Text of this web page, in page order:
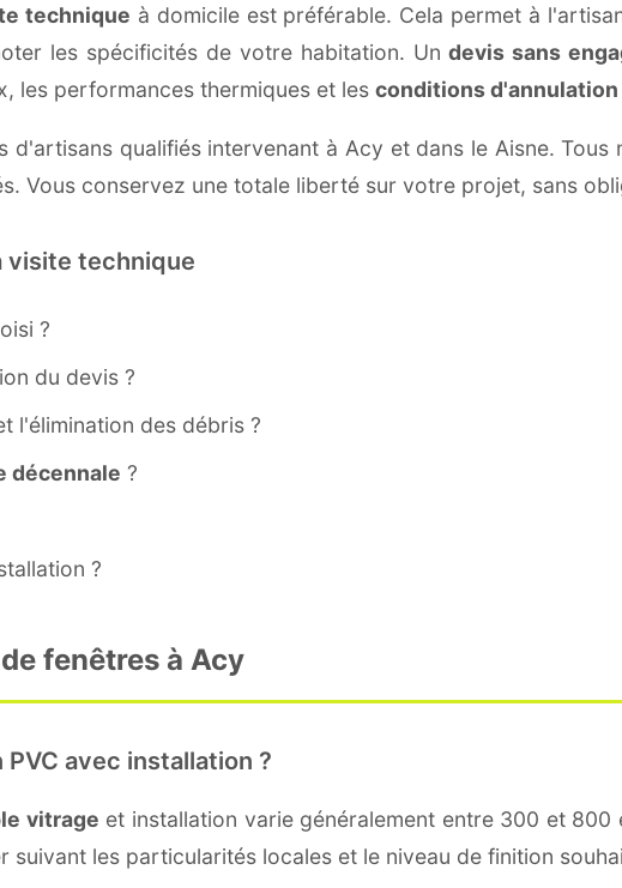
technique à domicile est préférable. Cela permet à
les spécificités de votre habitation. Undevis sans
les performances thermiques et les conditions d'annulation
d'artisans qualifiés intervenant à Acy et dans le Aisne. Tous
Vous conservez une totale liberté sur votre projet, sans
visite technique
?
du devis ?
l'élimination des débris ?
décennale ?
?
fenêtres à Acy
avec installation ?
vitrage et installation varie généralement entre 300 et 800
les particularités locales et le niveau de finition